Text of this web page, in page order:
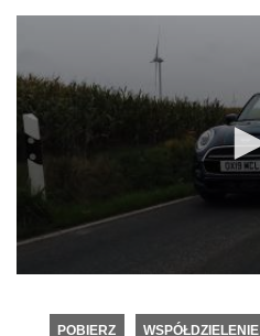
POBIERZ WSPÓŁDZIELENIE